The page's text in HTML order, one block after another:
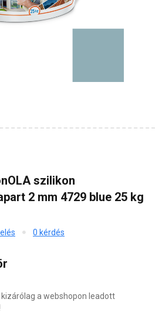
szilikon
2 mm 4729 blue 25 kg
0 kérdés
a webshopon leadott